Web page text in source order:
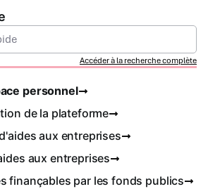
Accéder à la recherche complète
personnel
de la plateforme
aux entreprises
aux entreprises
finançables par les fonds publics